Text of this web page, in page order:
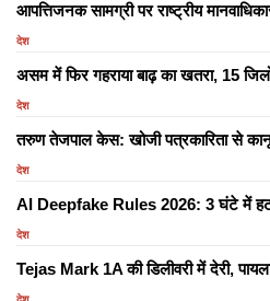
आपत्तिजनक सामग्री पर राष्ट्रीय
देश
असम में फिर गहराया बाढ़ का खतरा, 15
देश
तरुण तेजपाल केस: खोजी पत्रकारिता से
देश
AI Deepfake Rules 2026: 3 घंटे में
देश
Tejas Mark 1A की डिलीवरी में देरी,